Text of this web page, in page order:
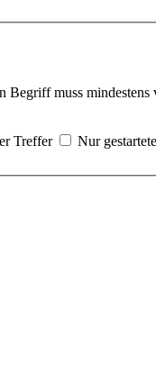
Begriff muss
Treffer
Nur